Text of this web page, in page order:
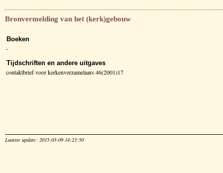
Bronvermelding van het (kerk)gebouw
Boeken
-
Tijdschriften en andere uitgaves
contaktbrief voor kerkenverzamelaars 46(2001)17
Laatste update: 2015-03-09 14:23:50